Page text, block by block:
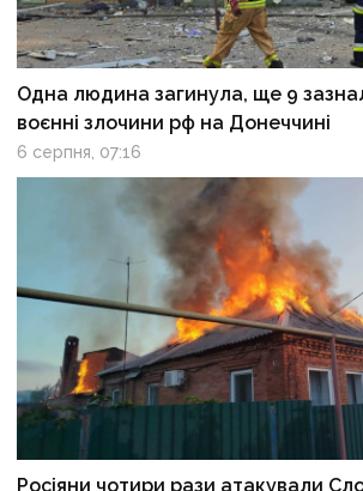
Одна людина загинула, ще 9
воєнні злочини рф на Донеччині
6 серпня, 07:16
Росіяни чотири рази атакували